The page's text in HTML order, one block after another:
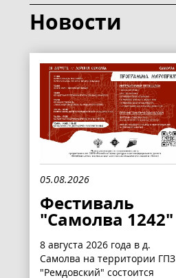
Новости
05.08.2026
Фестиваль
"Самолва 1242"
8 августа 2026 года в д.
Самолва на территории ГПЗ
"Ремдовский" состоится